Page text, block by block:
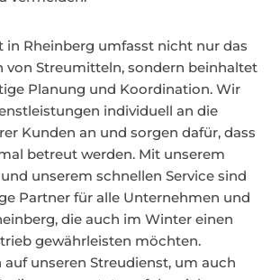
in Rheinberg umfasst nicht nur das
von Streumitteln, sondern beinhaltet
Planung und Koordination. Wir
individuell an die
Kunden an und sorgen dafür, dass
betreut werden. Mit unserem
unserem schnellen Service sind
Partner für alle Unternehmen und
die auch im Winter einen
gewährleisten möchten.
auf unseren Streudienst, um auch